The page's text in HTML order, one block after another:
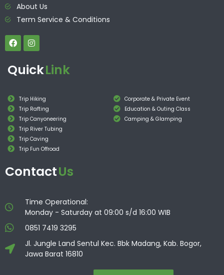
About Us
Term Service & Conditions
QuickLink
Trip Hiking
Trip Rafting
Trip Canyoneering
Trip River Tubing
Trip Caving
Trip Fun Offroad
Corporate & Private Event
Education & Outing Class
Camping & Glamping
ContactUs
Time Operational:
Monday - Saturday at 09:00 s/d 16:00 WIB
0851 7419 3295
Jl. Jungle Land Sentul Kec. Bbk Madang, Kab. Bogor,
Jawa Barat 16810